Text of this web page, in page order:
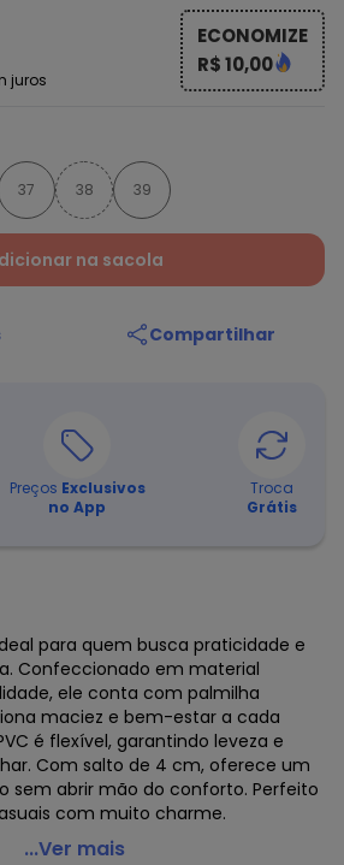
juros
ECONOMIZE
R$ 10,00
37 38 39
na sacola
Compartilhar
Preços Exclusivos
no App
Troca
Grátis
para quem busca praticidade e
Confeccionado em material
ele conta com palmilha
maciez e bem-estar a cada
é flexível, garantindo leveza e
Com salto de 4 cm, oferece um
sem abrir mão do conforto. Perfeito
com muito charme.
Rosa com Palmilha Confort
...Ver mais